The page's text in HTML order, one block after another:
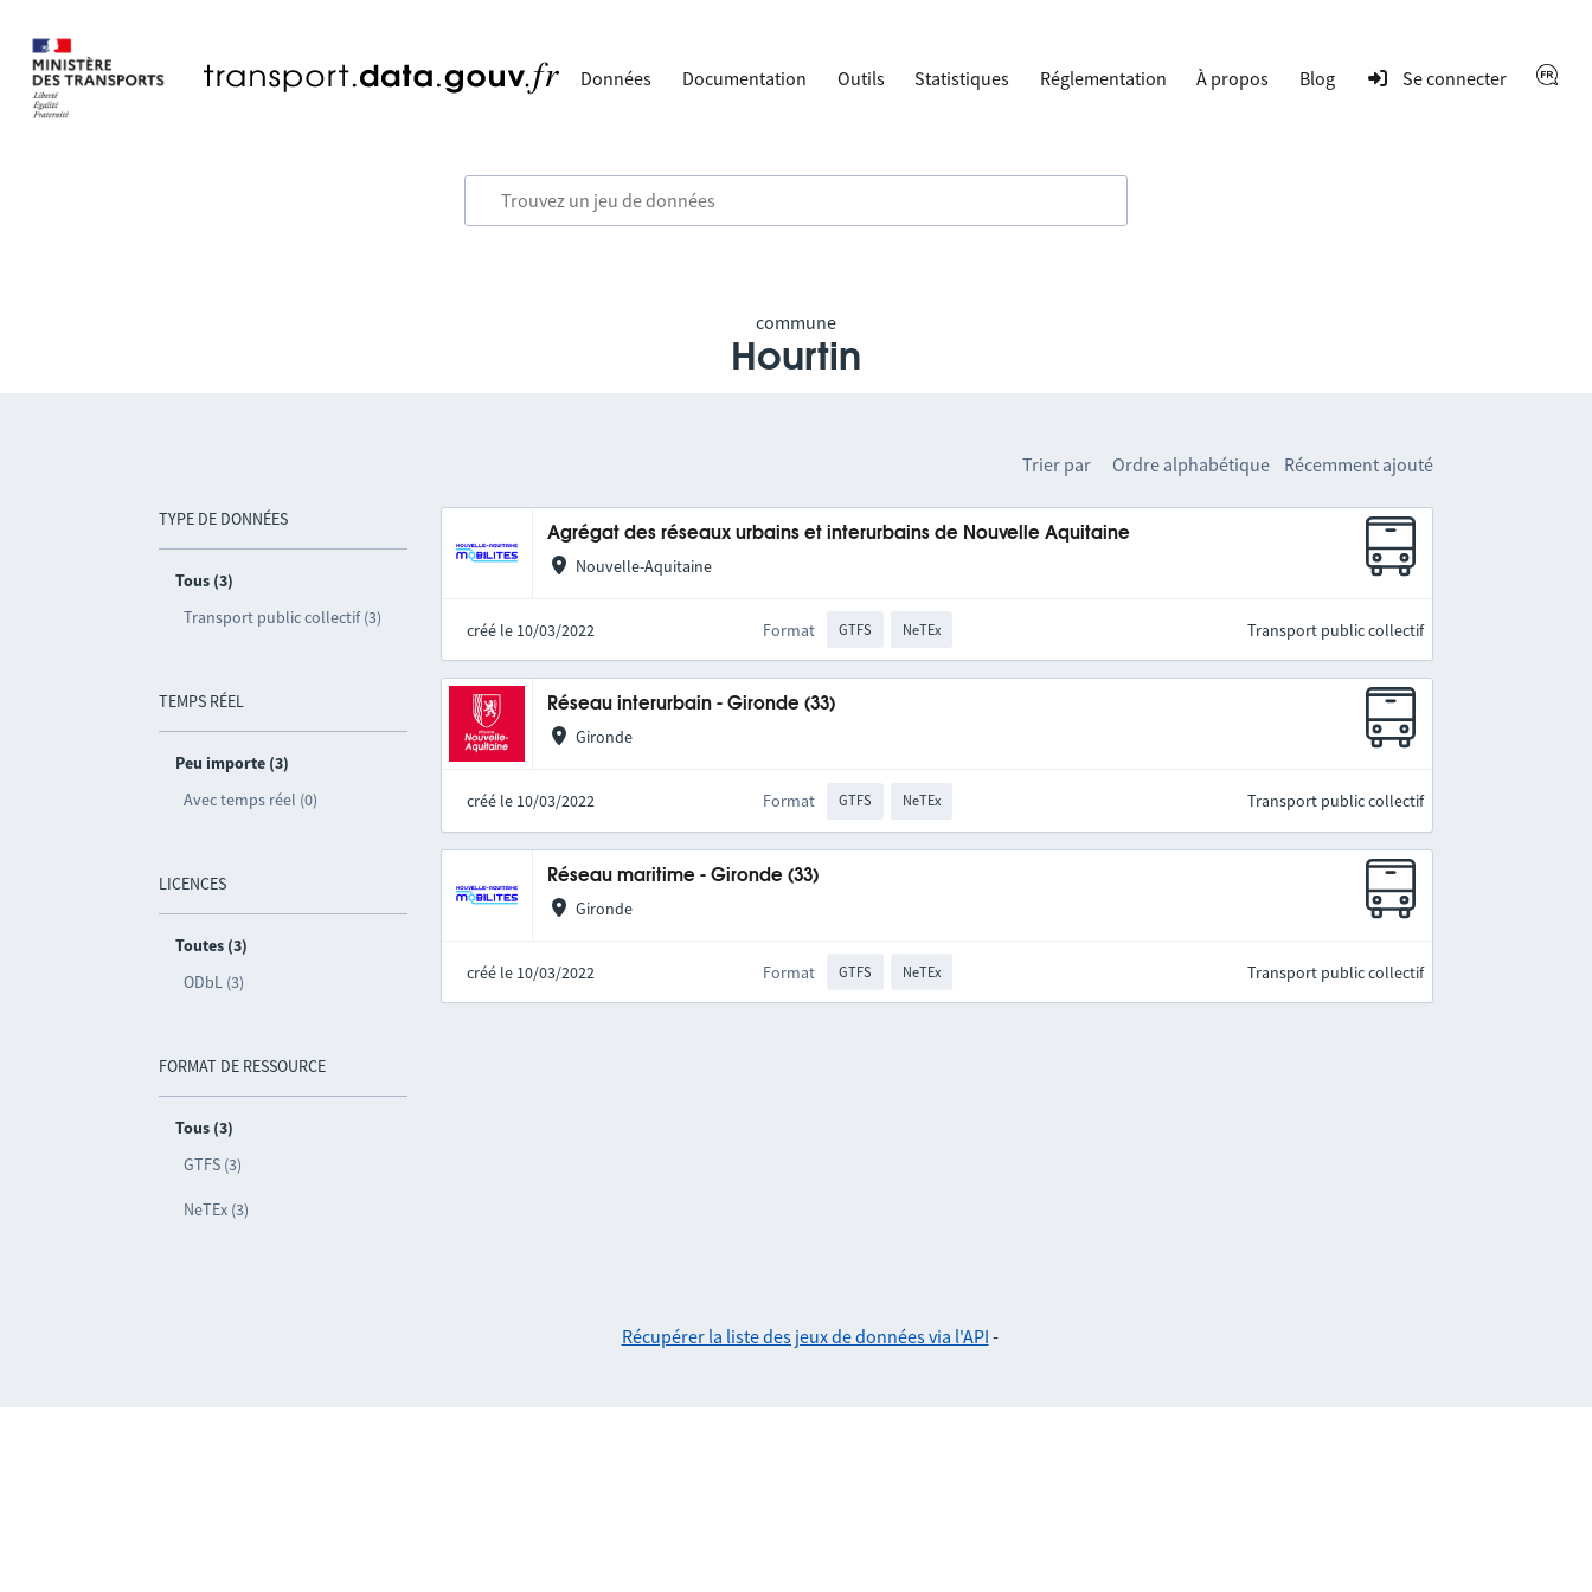
Données Documentation Outils Statistiques Réglementation À propos Blog Se connecter
commune
Hourtin
TYPE DE DONNÉES
Tous (3)
Transport public collectif (3)
TEMPS RÉEL
Peu importe (3)
Avec temps réel (0)
LICENCES
Toutes (3)
ODbL (3)
FORMAT DE RESSOURCE
Tous (3)
GTFS (3)
NeTEx (3)
Trier par Ordre alphabétique Récemment ajouté
Agrégat des réseaux urbains et interurbains de Nouvelle Aquitaine
Nouvelle-Aquitaine
créé le 10/03/2022 Format GTFS NeTEx Transport public collectif
Réseau interurbain - Gironde (33)
Gironde
créé le 10/03/2022 Format GTFS NeTEx Transport public collectif
Réseau maritime - Gironde (33)
Gironde
créé le 10/03/2022 Format GTFS NeTEx Transport public collectif
Récupérer la liste des jeux de données via l'API -